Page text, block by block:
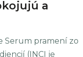
a
Serum pramení zo
(INCI je